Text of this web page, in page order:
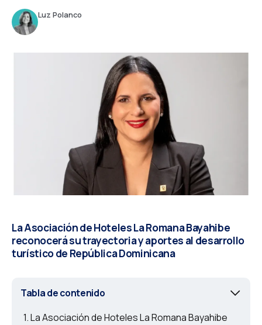
Luz Polanco
La Asociación de Hoteles La Romana Bayahibe
reconocerá su trayectoria y aportes al desarrollo
turístico de República Dominicana
Tabla de contenido
La Asociación de Hoteles La Romana Bayahibe